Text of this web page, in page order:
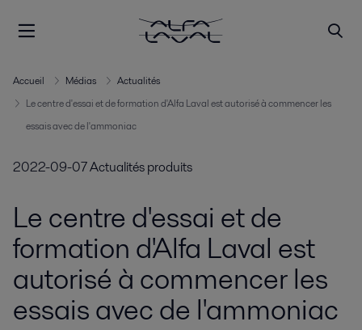
Accueil Médias
Actualités
Le centre d'essai et de formation d'Alfa Laval est autorisé à commencer les
essais avec de l'ammoniac
2022-09-07Actualités produits
Le centre d'essai et de
formation d'Alfa Laval est
autorisé à commencer les
essais avec de l'ammoniac